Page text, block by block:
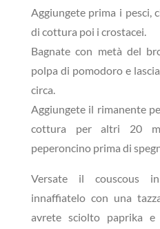
Aggiungete prima i pesci,
di cottura poi i crostacei.
Bagnate con metà del
polpa di pomodoro e
circa.
Aggiungete il rimanente
cottura per altri 20
peperoncino prima di
Versate il couscous
innaffiatelo con una
avrete sciolto paprika e